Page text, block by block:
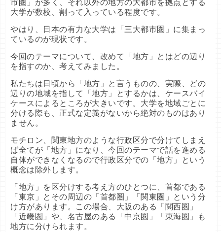
市圏」が多く、それ以外の地方の大都市を拠点とする
大学が数校、割って入っている程度です。
やはり、日本の有力な大学は「三大都市圏」に集まっ
ているのが現状です。
今回のテーマについて、改めて「地方」とはどの辺り
を指すのか、考えてみました。
私たちは日頃から「地方」と言うものの、実際、どの
辺りの地域を指して「地方」とするかは、ケースバイ
ケースによるところが大きいです。大学を地域ごとに
分ける際も、正式な定義がないから絶対のものはあり
ません。
モチロン、関東地方のような行政区分で分けてしまえ
ば全てが「地方」になり、今回のテーマで話を進める
自体ができなくなるので行政区分での「地方」という
概念は除外します。
「地方」を区分けする考え方のひとつに、首都である
「東京」とその周辺の「首都圏」「関東圏」という分
け方があります。この場合、大阪のある「関西圏」
「近畿圏」や、名古屋のある「中京圏」「東海圏」も
地方に分けられます。